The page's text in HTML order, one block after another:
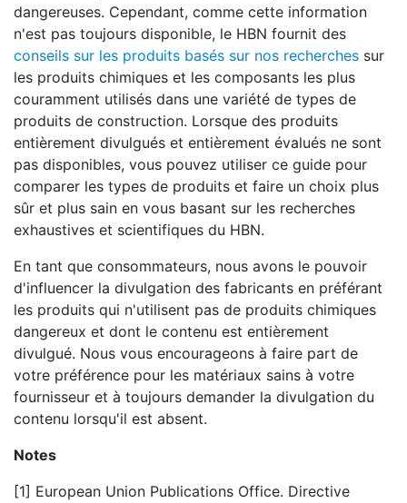
dangereuses. Cependant, comme cette information
n'est pas toujours disponible, le HBN fournit des
conseils sur les produits basés sur nos recherches sur
les produits chimiques et les composants les plus
couramment utilisés dans une variété de types de
produits de construction. Lorsque des produits
entièrement divulgués et entièrement évalués ne sont
pas disponibles, vous pouvez utiliser ce guide pour
comparer les types de produits et faire un choix plus
sûr et plus sain en vous basant sur les recherches
exhaustives et scientifiques du HBN.
En tant que consommateurs, nous avons le pouvoir
d'influencer la divulgation des fabricants en préférant
les produits qui n'utilisent pas de produits chimiques
dangereux et dont le contenu est entièrement
divulgué. Nous vous encourageons à faire part de
votre préférence pour les matériaux sains à votre
fournisseur et à toujours demander la divulgation du
contenu lorsqu'il est absent.
Notes
[1] European Union Publications Office. Directive